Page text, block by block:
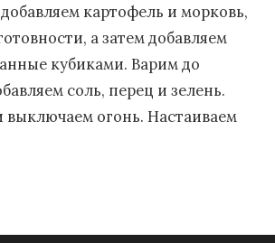
картофель и морковь,
а затем добавляем
кубиками. Варим до
соль, перец и зелень.
выключаем огонь. Настаиваем